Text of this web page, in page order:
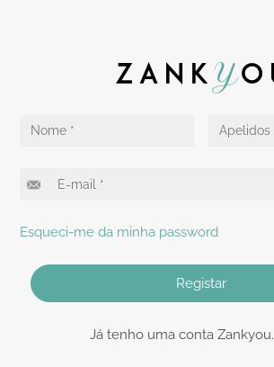
Esqueci-me da minha password
Registar
Já tenho uma conta Zankyou.